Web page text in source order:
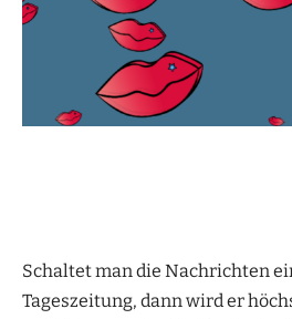
Schaltet man die Nachrichten
Tageszeitung, dann wird er